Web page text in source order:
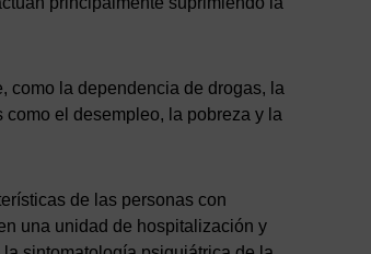
como la dependencia de drogas, la
el desempleo, la pobreza y la
de las personas con
una unidad de hospitalización y